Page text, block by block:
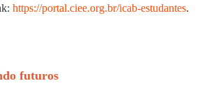
https://portal.ciee.org.br/icab-estudantes.
futuros